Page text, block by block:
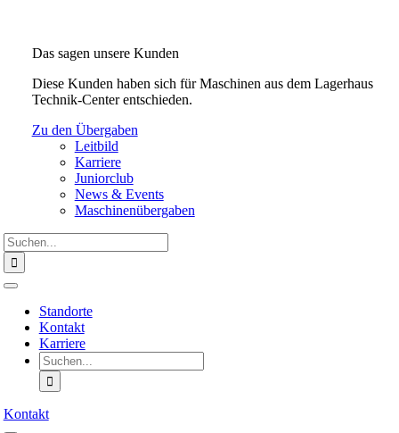
Das sagen unsere Kunden
Diese Kunden haben sich für Maschinen aus dem Lagerhaus
Technik-Center entschieden.
Zu den Übergaben
Leitbild
Karriere
Juniorclub
News & Events
Maschinenübergaben
Suche
nach:
Toggle
NavigationStandorte
Kontakt
Karriere
Suche
nach:
Kontakt